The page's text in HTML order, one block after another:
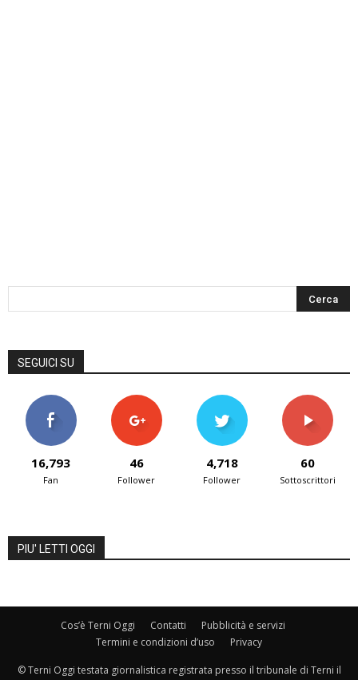
SEGUICI SU
16,793
Fan
46
Follower
4,718
Follower
60
Sottoscrittori
PIU' LETTI OGGI
Cos’è Terni Oggi Contatti
Pubblicità e servizi
Termini e condizioni d’uso
Privacy
© Terni Oggi testata giornalistica registrata presso il tribunale di Terni il